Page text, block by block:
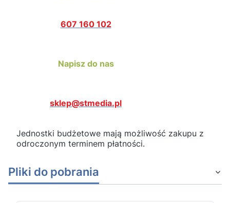
607 160 102
Napisz do nas
sklep@stmedia.pl
Jednostki budżetowe mają możliwość zakupu z
odroczonym terminem płatności.
Pliki do pobrania